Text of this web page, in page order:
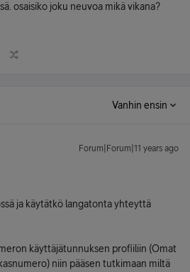
osaisiko joku neuvoa mikä vikana?
Vanhin ensin
Forum|Forum|11 years ago
ja käytätkö langatonta yhteyttä
käyttäjätunnuksen profiiliin (Omat
niin pääsen tutkimaan miltä